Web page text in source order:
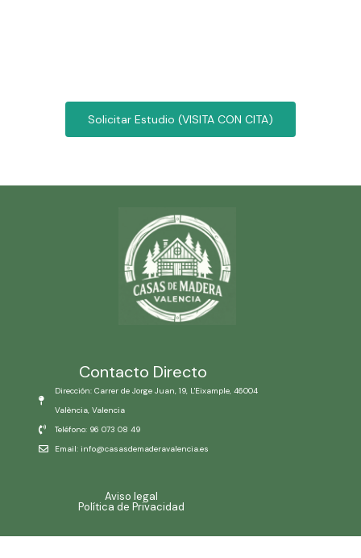
Solicitar Estudio (VISITA CON CITA)
Contacto Directo
Dirección: Carrer de Jorge Juan, 19, L'Eixample, 46004
València, Valencia
Teléfono: 96 073 08 49
Email: info@casasdemaderavalencia.es
Aviso legal
Política de Privacidad